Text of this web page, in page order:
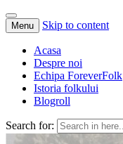
Menu Skip to content
Acasa
Despre noi
Echipa ForeverFolk
Istoria folkului
Blogroll
Search for: